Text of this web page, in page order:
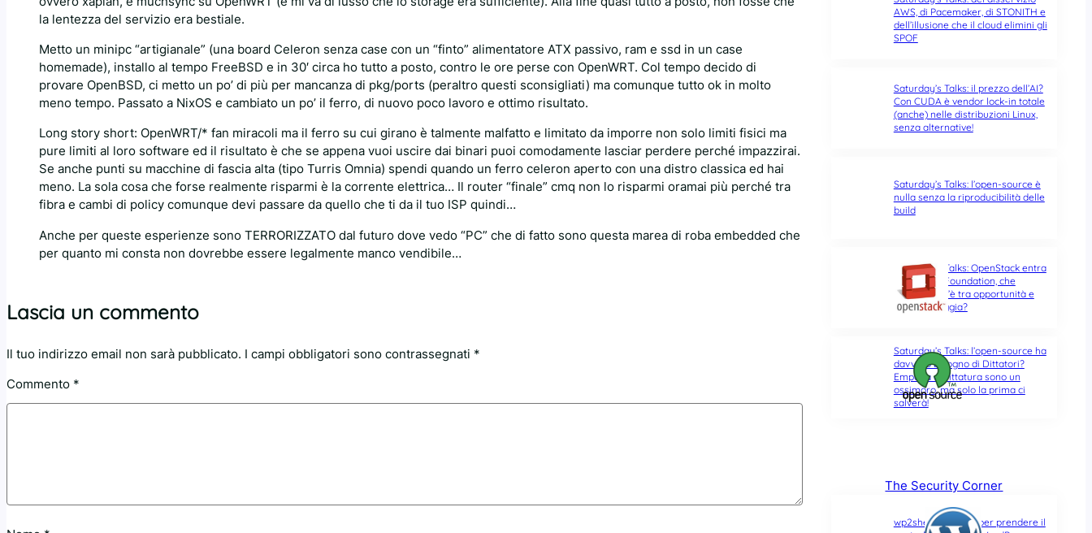
la lentezza del servizio era bestiale.
Metto un minipc “artigianale” (una board Celeron senza case con un “finto” alimentatore ATX passivo, ram e ssd in un case
homemade), installo al tempo FreeBSD e in 30′ circa ho tutto a posto, contro le ore perse con OpenWRT. Col tempo decido di
provare OpenBSD, ci metto un po’ di più per mancanza di pkg/ports (peraltro questi sconsigliati) ma comunque tutto ok in molto
meno tempo. Passato a NixOS e cambiato un po’ il ferro, di nuovo poco lavoro e ottimo risultato.
Long story short: OpenWRT/* fan miracoli ma il ferro su cui girano è talmente malfatto e limitato da imporre non solo limiti fisici ma
pure limiti al loro software ed il risultato è che se appena vuoi uscire dai binari puoi comodamente lasciar perdere perché impazzirai.
Se anche punti su macchine di fascia alta (tipo Turris Omnia) spendi quando un ferro celeron aperto con una distro classica ed hai
meno. La sola cosa che forse realmente risparmi è la corrente elettrica… Il router “finale” cmq non lo risparmi oramai più perché tra
fibra e cambi di policy comunque devi passare da quello che ti da il tuo ISP quindi…
Anche per queste esperienze sono TERRORIZZATO dal futuro dove vedo “PC” che di fatto sono questa marea di roba embedded che
per quanto mi consta non dovrebbe essere legalmente manco vendibile…
Lascia un commento
Il tuo indirizzo email non sarà pubblicato. I campi obbligatori sono contrassegnati *
Commento *
AWS, di Pacemaker, di STONITH e
dell’illusione che il cloud elimini gli
SPOF
Saturday’s Talks: il prezzo dell’AI?
Con CUDA è vendor lock-in totale
(anche) nelle distribuzioni Linux,
senza alternative!
Saturday’s Talks: l’open-source è
nulla senza la riproducibilità delle
build
Saturday’s Talks: OpenStack entra
nella Linux Foundation, che
differenza c’è tra opportunità e
ultima spiaggia?
Saturday’s Talks: l’open-source ha
davvero bisogno di Dittatori?
Empatia e Dittatura sono un
ossimoro, ma solo la prima ci
salverà!
The Security Corner
wp2shell: due CVE per prendere il